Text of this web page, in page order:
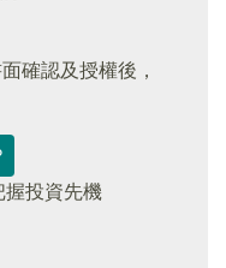
面確認及授權後，
投資先機